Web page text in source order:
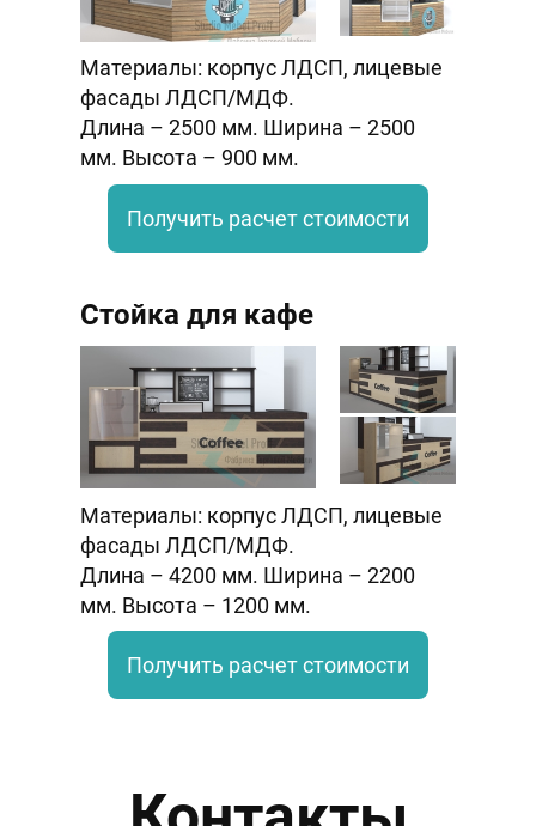
Материалы: корпус ЛДСП, лицевые
фасады ЛДСП/МДФ.
Длина – 2500 мм. Ширина – 2500
мм. Высота – 900 мм.
Получить расчет стоимости
Стойка для кафе
Материалы: корпус ЛДСП, лицевые
фасады ЛДСП/МДФ.
Длина – 4200 мм. Ширина – 2200
мм. Высота – 1200 мм.
Получить расчет стоимости